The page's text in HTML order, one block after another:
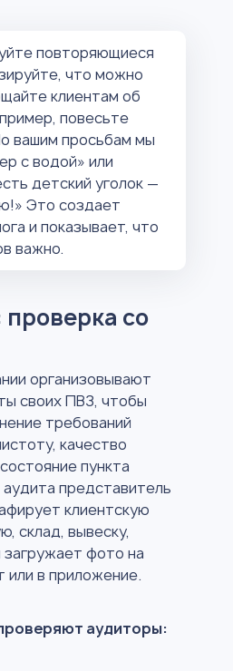
повторяющиеся
что можно
клиентам об
повесьте
вашим просьбам мы
с водой» или
детский уголок —
Это создает
и показывает, что
важно.
со
организовывают
своих ПВЗ, чтобы
требований
качество
пункта
представитель
клиентскую
склад, вывеску,
загружает фото на
или в приложение.
аудиторы: